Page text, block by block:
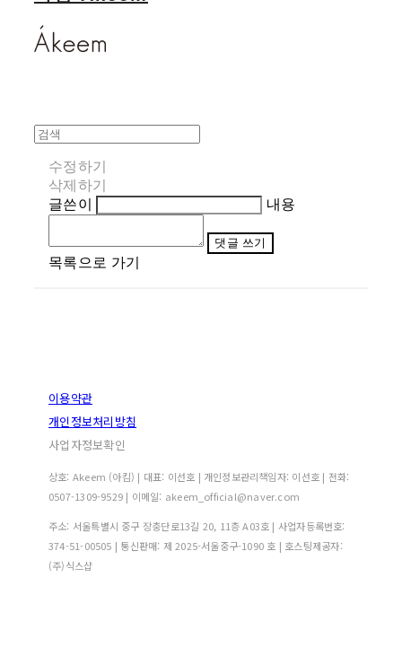
수정하기
삭제하기
글쓴이
내용
댓글 쓰기
목록으로 가기
이용약관
개인정보처리방침
사업자정보확인
상호: Akeem (아킴) | 대표: 이선호 | 개인정보관리책임자: 이선호 | 전화:
0507-1309-9529 | 이메일: akeem_official@naver.com
주소: 서울특별시 중구 장충단로13길 20, 11층 A03호 | 사업자등록번호:
374-51-00505 | 통신판매: 제 2025-서울중구-1090 호 | 호스팅제공자:
(주)식스샵